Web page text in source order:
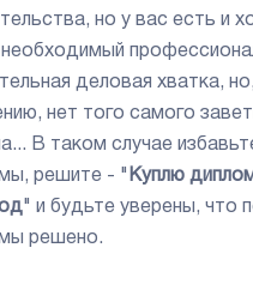
но у вас есть и
необходимый
деловая хватка,
нет того самого
В таком случае
решите - " Куплю диплом
" и будьте уверены, что
решено.